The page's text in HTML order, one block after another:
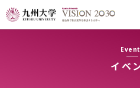
イベ